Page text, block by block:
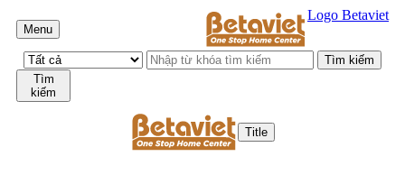
Menu
Logo Betaviet
Tìm
kiếm
Title